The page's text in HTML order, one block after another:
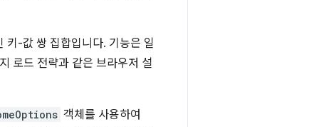
-값 쌍 집합입니다. 기능은 일
로드 전략과 같은 브라우저 설
객체를 사용하여